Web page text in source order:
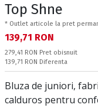
Top Shne
* Outlet articole la pret
Текуща цена:
139,71 RON
Pret obisnuit:
279,41 RON Pret obisnuit
Спестявате:
139,71 RON Diferenta
Bluza de juniori,
calduros pentru